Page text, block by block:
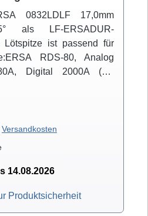
0832LDLF 17,0mm
als LF-ERSADUR-
Lötspitze ist passend für
RDS-80, Analog
Digital 2000A (mit
TC
Versandkosten
14.08.2026
Produktsicherheit